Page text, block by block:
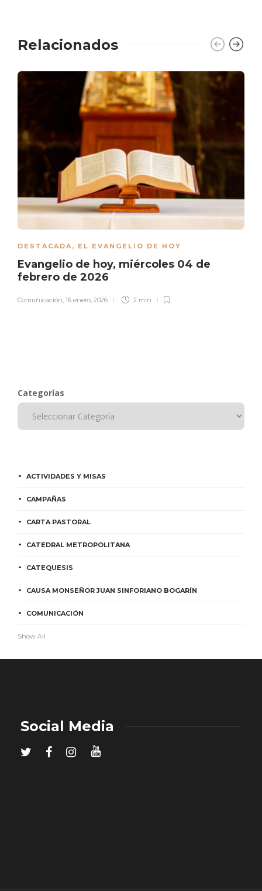
Relacionados
DESTACADA, EL EVANGELIO DE HOY
Evangelio de hoy, miércoles 04 de
febrero de 2026
Comunicación, 16 enero, 2026 2 min
Categorías
ACTIVIDADES Y MISAS
CAMPAÑAS
CARTA PASTORAL
CATEDRAL METROPOLITANA
CATEQUESIS
CAUSA MONSEÑOR JUAN SINFORIANO BOGARÍN
COMUNICACIÓN
Show All
Social Media